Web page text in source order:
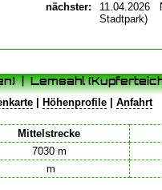
nächster:
11.04.2026
Stadtpark)
| Lemsahl
Höhenprofile Anfahrt
Mittelstrecke
7030 m
m